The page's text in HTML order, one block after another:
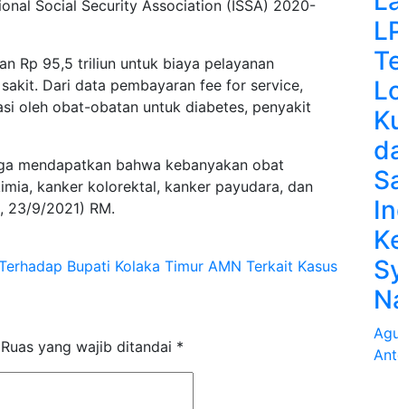
Social Security Association (ISSA) 2020-
Rp 95,5 triliun untuk biaya pelayanan
Dari data pembayaran fee for service,
oleh obat-obatan untuk diabetes, penyakit
mendapatkan bahwa kebanyakan obat
kanker kolorektal, kanker payudara, dan
23/9/2021) RM.
Bupati Kolaka Timur AMN Terkait Kasus
Ruas yang wajib ditandai *